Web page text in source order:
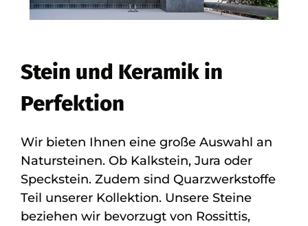
Stein und Keramik in
Perfektion
Wir bieten Ihnen eine große Auswahl an
Natursteinen. Ob Kalkstein, Jura oder
Speckstein. Zudem sind Quarzwerkstoffe
Teil unserer Kollektion. Unsere Steine
beziehen wir bevorzugt von Rossittis,